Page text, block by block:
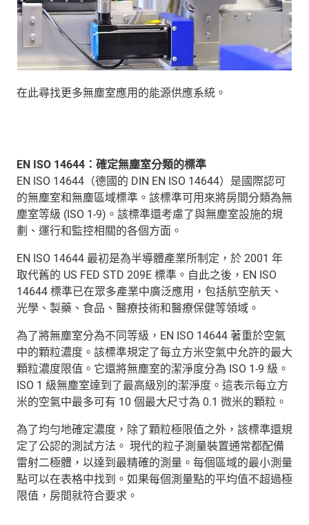
在此尋找更多無塵室應用的能源供應系統。
EN ISO 14644：確定無塵室分類的標準
EN ISO 14644（德國的 DIN EN ISO 14644）是國際認可
的無塵室和無塵區域標準。該標準可用來將房間分類為無
塵室等級 (ISO 1-9)。該標準還考慮了與無塵室設施的規
劃、運行和監控相關的各個方面。
EN ISO 14644 最初是為半導體產業所制定，於 2001 年
取代舊的 US FED STD 209E 標準。自此之後，EN ISO
14644 標準已在眾多產業中廣泛應用，包括航空航天、
光學、製藥、食品、醫療技術和醫療保健等領域。
為了將無塵室分為不同等級，EN ISO 14644 著重於空氣
中的顆粒濃度。該標準規定了每立方米空氣中允許的最大
顆粒濃度限值。它還將無塵室的潔淨度分為 ISO 1-9 級。
ISO 1 級無塵室達到了最高級別的潔淨度。這表示每立方
米的空氣中最多可有 10 個最大尺寸為 0.1 微米的顆粒。
為了均勻地確定濃度，除了顆粒極限值之外，該標準還規
定了公認的測試方法。 現代的粒子測量裝置通常都配備
雷射二極體，以達到最精確的測量。每個區域的最小測量
點可以在表格中找到。如果每個測量點的平均值不超過極
限值，房間就符合要求。